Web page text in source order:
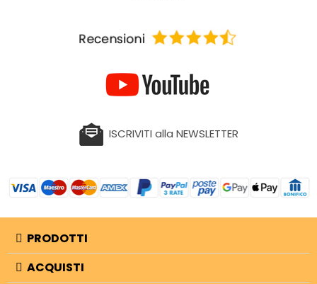
ISCRIVITI alla NEWSLETTER
PRODOTTI
ACQUISTI